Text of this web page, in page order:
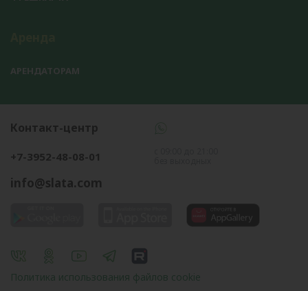
АРЕНДАТОРАМ
Контакт-центр
+7-3952-48-08-01
info@slata.com
Политика использования файлов cookie